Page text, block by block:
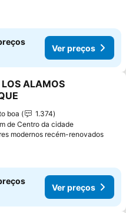
Ver preços
aos favoritos
LOS ALAMOS
boa
1.374
de Centro da cidade
modernos recém-renovados
Ver preços